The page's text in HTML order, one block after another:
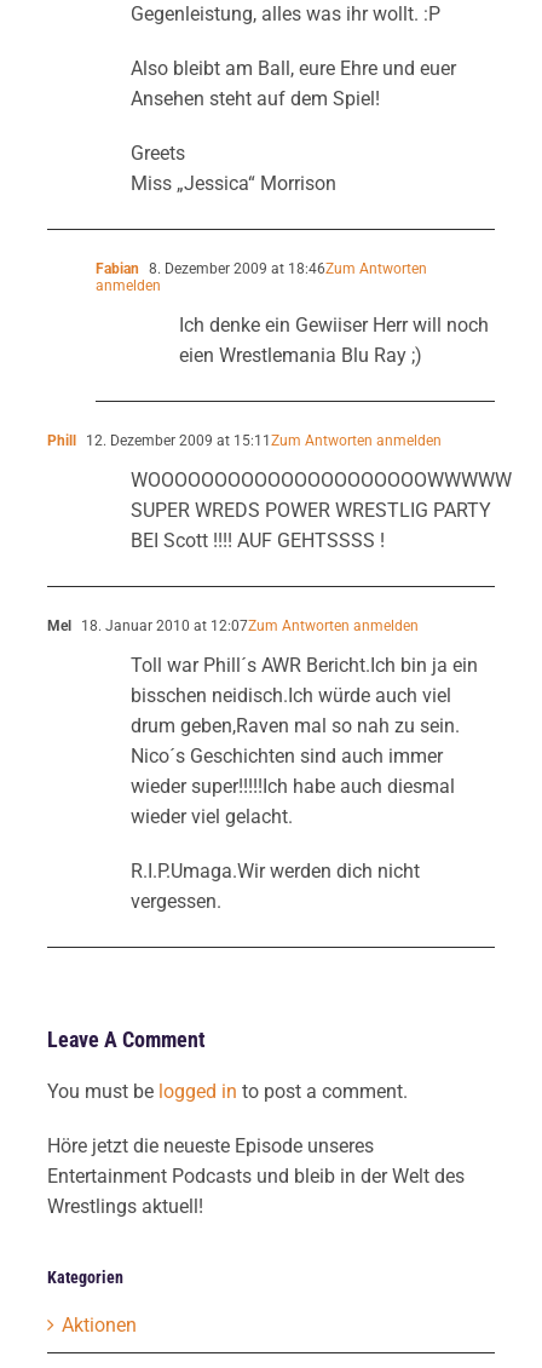
Gegenleistung, alles was ihr wollt. :P
Also bleibt am Ball, eure Ehre und euer
Ansehen steht auf dem Spiel!
Greets
Miss „Jessica“ Morrison
Fabian 8. Dezember 2009 at 18:46Zum Antworten
anmelden
Ich denke ein Gewiiser Herr will noch
eien Wrestlemania Blu Ray ;)
Phill 12. Dezember 2009 at 15:11Zum Antworten anmelden
WOOOOOOOOOOOOOOOOOOOOOWWWWW
SUPER WREDS POWER WRESTLIG PARTY
BEI Scott !!!! AUF GEHTSSSS !
Mel 18. Januar 2010 at 12:07Zum Antworten anmelden
Toll war Phill´s AWR Bericht.Ich bin ja ein
bisschen neidisch.Ich würde auch viel
drum geben,Raven mal so nah zu sein.
Nico´s Geschichten sind auch immer
wieder super!!!!!Ich habe auch diesmal
wieder viel gelacht.
R.I.P.Umaga.Wir werden dich nicht
vergessen.
Leave A Comment
You must be logged in to post a comment.
Höre jetzt die neueste Episode unseres
Entertainment Podcasts und bleib in der Welt des
Wrestlings aktuell!
Kategorien
Aktionen